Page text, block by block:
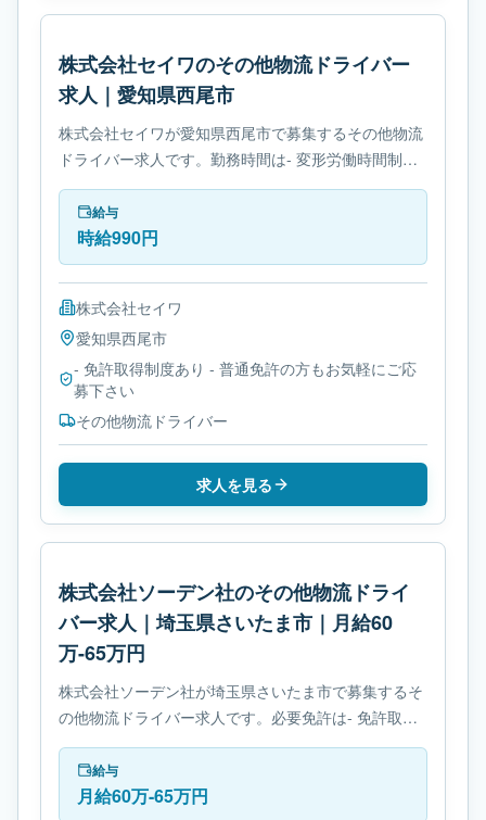
株式会社セイワのその他物流ドライバー
求人｜愛知県西尾市
株式会社セイワが愛知県西尾市で募集するその他物流
ドライバー求人です。勤務時間は- 変形労働時間制で
す。必要免許は- 免許取得制度ありです。
給与
時給990円
株式会社セイワ
愛知県西尾市
- 免許取得制度あり - 普通免許の方もお気軽にご応
募下さい
その他物流ドライバー
求人を見る
株式会社ソーデン社のその他物流ドライ
バー求人｜埼玉県さいたま市｜月給60
万-65万円
株式会社ソーデン社が埼玉県さいたま市で募集するそ
の他物流ドライバー求人です。必要免許は- 免許取得
制度ありです。
給与
月給60万-65万円